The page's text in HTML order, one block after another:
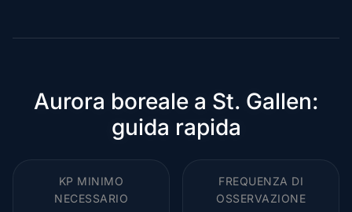
Aurora boreale a St. Gallen:
guida rapida
KP MINIMO
NECESSARIO
FREQUENZA DI
OSSERVAZIONE